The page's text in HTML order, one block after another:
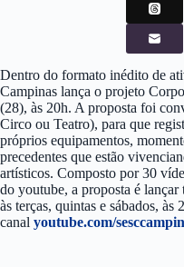
Dentro do formato inédito de
Campinas lança o projeto
(28), às 20h. A proposta foi
Circo ou Teatro), para que
próprios equipamentos,
precedentes que estão
artísticos. Composto por 30
do youtube, a proposta é lançar
às terças, quintas e sábados,
canal youtube.com/